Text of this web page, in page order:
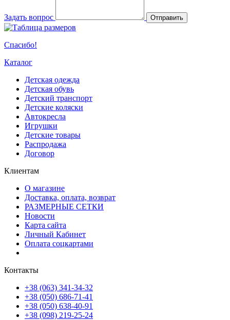
Задать вопрос Отправить
Спасибо!
Каталог
Детская одежда
Детская обувь
Детский транспорт
Детские коляски
Автокресла
Игрушки
Детские товары
Распродажа
Договор
Клиентам
О магазине
Доставка, оплата, возврат
РАЗМЕРНЫЕ СЕТКИ
Новости
Карта сайта
Личный Кабинет
Оплата соцкартами
Контакты
+38 (063) 341-34-32
+38 (050) 686-71-41
+38 (050) 638-40-91
+38 (098) 219-25-24